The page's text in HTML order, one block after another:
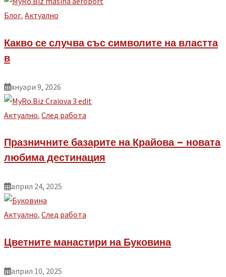
Блог, Aктуално
Какво се случва със символите на властта
в
януари 9, 2026
Aктуално, След работа
Празничните базарите на Крайова – новата
любима дестинация
април 24, 2025
Aктуално, След работа
Цветните манастири на Буковина
април 10, 2025